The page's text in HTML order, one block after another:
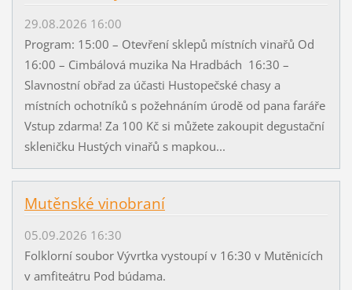
29.08.2026 16:00
Program: 15:00 – Otevření sklepů místních vinařů Od
16:00 – Cimbálová muzika Na Hradbách 16:30 –
Slavnostní obřad za účasti Hustopečské chasy a
místních ochotníků s požehnáním úrodě od pana faráře
Vstup zdarma! Za 100 Kč si můžete zakoupit degustační
skleničku Hustých vinařů s mapkou...
Mutěnské vinobraní
05.09.2026 16:30
Folklorní soubor Vývrtka vystoupí v 16:30 v Mutěnicích
v amfiteátru Pod búdama.